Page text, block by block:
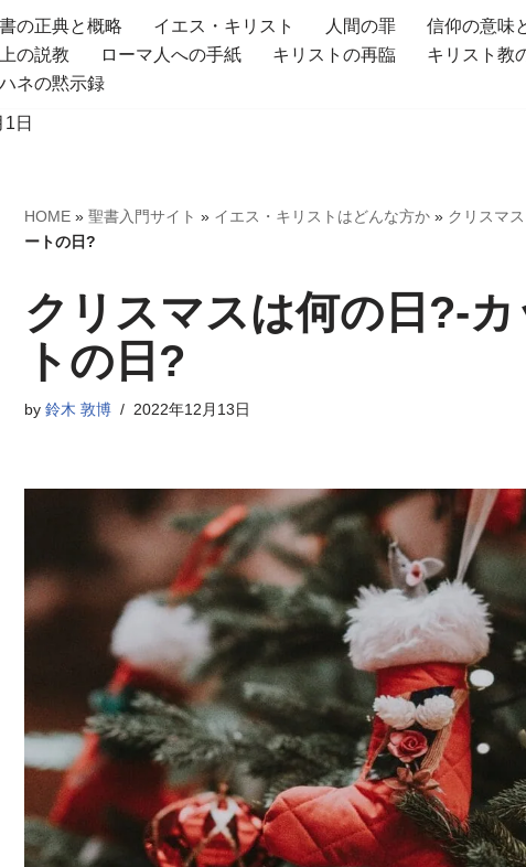
の正典と概略 イエス・キリスト 人間の罪 信仰の意味
の説教
ローマ人への手紙 キリストの再臨 キリスト教
ネの黙示録
日
HOME » 聖書入門サイト » イエス・キリストはどんな方か » クリスマス
ートの日?
クリスマスは何の日?-
トの日?
by 鈴木 敦博 2022年12月13日